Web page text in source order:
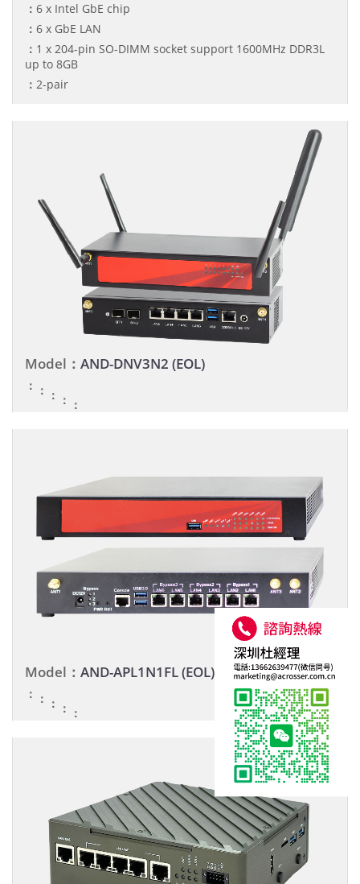
： 6 x Intel GbE chip
： 6 x GbE LAN
： 1 x 204-pin SO-DIMM socket support 1600MHz DDR3L
up to 8GB
： 2-pair
Model： AND-DNV3N2 (EOL)
： ： ： ： ：
Model： AND-APL1N1FL (EOL)
： ： ： ： ：